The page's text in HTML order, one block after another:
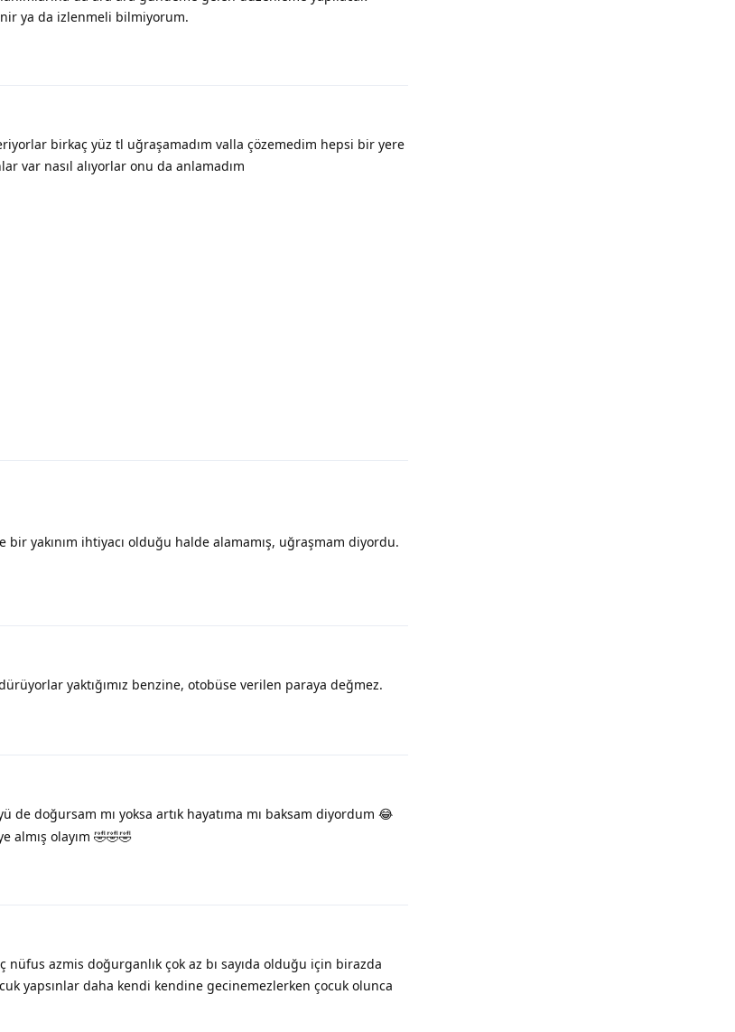
ya da izlenmeli bilmiyorum.
birkaç yüz tl uğraşamadım valla çözemedim hepsi bir yere
var nasıl alıyorlar onu da anlamadım
bir yakınım ihtiyacı olduğu halde alamamış, uğraşmam diyordu.
yaktığımız benzine, otobüse verilen paraya değmez.
de doğursam mı yoksa artık hayatıma mı baksam diyordum 😂
almış olayım 🤣🤣🤣
nüfus azmis doğurganlık çok az bı sayıda olduğu için birazda
yapsınlar daha kendi kendine gecinemezlerken çocuk olunca